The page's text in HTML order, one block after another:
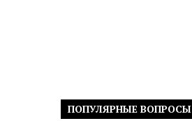
ПОПУЛЯРНЫЕ ВОПРОСЫ